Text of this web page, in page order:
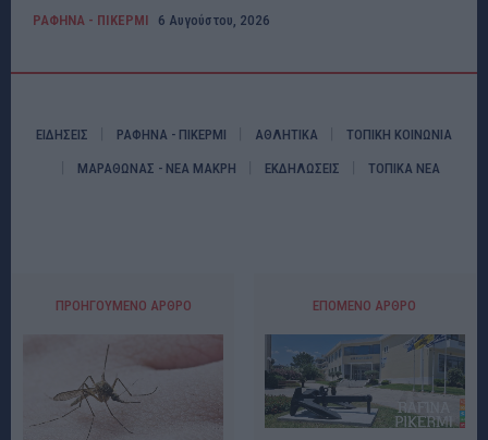
ΡΑΦΗΝΑ - ΠΙΚΕΡΜΙ 6 Αυγούστου, 2026
ΕΙΔΗΣΕΙΣ ΡΑΦΗΝΑ - ΠΙΚΕΡΜΙ ΑΘΛΗΤΙΚΑ ΤΟΠΙΚΗ ΚΟΙΝΩΝΙΑ
ΜΑΡΑΘΩΝΑΣ - ΝΕΑ ΜΑΚΡΗ ΕΚΔΗΛΩΣΕΙΣ ΤΟΠΙΚΑ ΝΕΑ
ΠΡΟΗΓΟΎΜΕΝΟ ΆΡΘΡΟ ΕΠΌΜΕΝΟ ΆΡΘΡΟ